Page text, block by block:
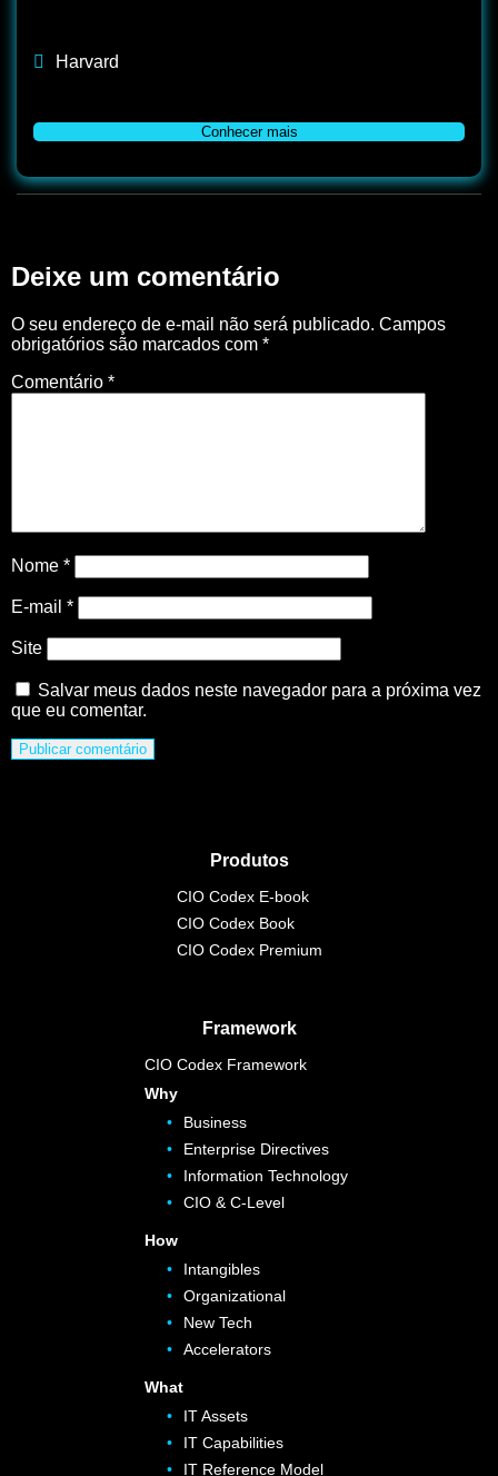
Harvard
Conhecer mais
Deixe um comentário
O seu endereço de e-mail não será publicado. Campos
obrigatórios são marcados com *
Comentário *
Nome *
E-mail *
Site
Salvar meus dados neste navegador para a próxima vez
que eu comentar.
Produtos
CIO Codex E-book
CIO Codex Book
CIO Codex Premium
Framework
CIO Codex Framework
Why
Business
Enterprise Directives
Information Technology
CIO & C-Level
How
Intangibles
Organizational
New Tech
Accelerators
What
IT Assets
IT Capabilities
IT Reference Model